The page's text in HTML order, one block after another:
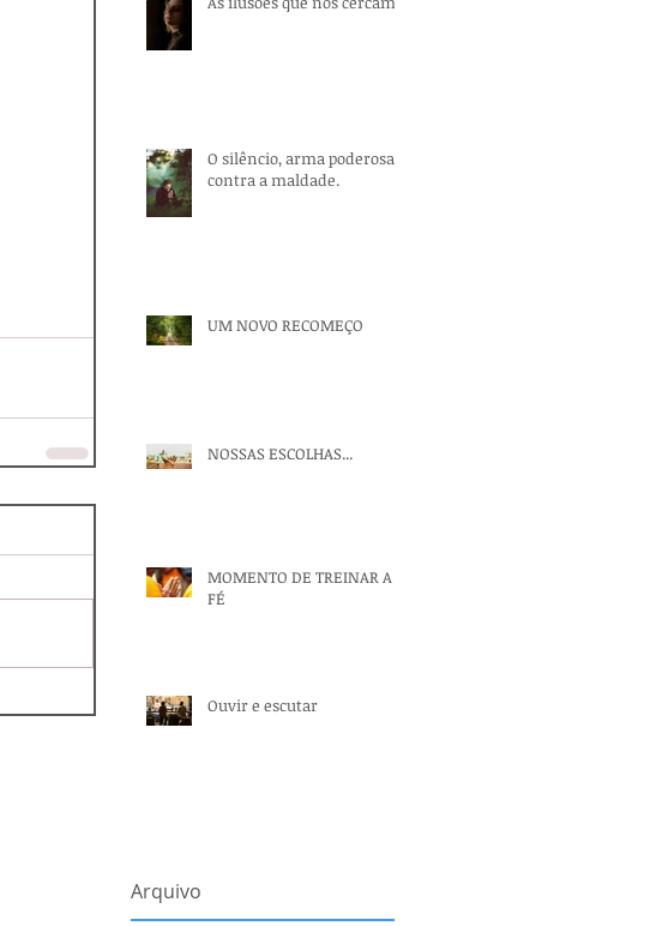
O silêncio, arma poderosa
contra a maldade.
UM NOVO RECOMEÇO
NOSSAS ESCOLHAS...
MOMENTO DE TREINAR A
FÉ
Ouvir e escutar
Arquivo